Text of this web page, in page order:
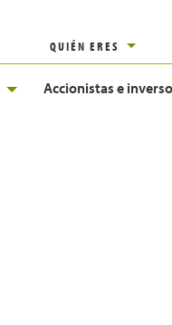
QUIÉN ERES
Accionistas e